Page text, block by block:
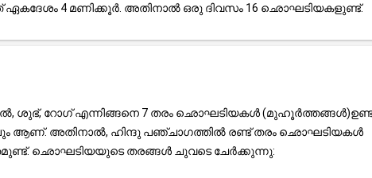
4 മണിക്കൂർ. അതിനാൽ ഒരു ദിവസം 16 ഛൊഘടിയകളുണ്ട്.
ശുഭ്, റോഗ് എന്നിങ്ങനെ 7 തരം ഛൊഘടിയകൾ (മുഹൂർത്തങ്ങൾ)ഉണ്ട്.
ആണ്. അതിനാൽ, ഹിന്ദു പഞ്ചാഗത്തിൽ രണ്ട് തരം ഛൊഘടിയകൾ
ഛൊഘടിയയുടെ തരങ്ങൾ ചുവടെ ചേർക്കുന്നു: